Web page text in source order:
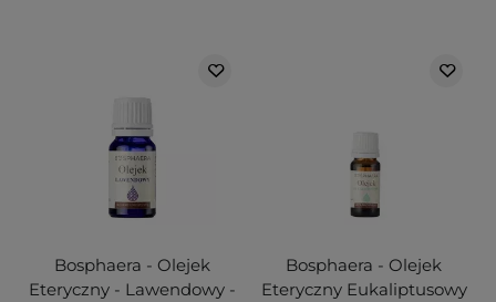
Bosphaera - Olejek
Eteryczny - Lawendowy -
Bosphaera - Olejek
Eteryczny Eukaliptusowy